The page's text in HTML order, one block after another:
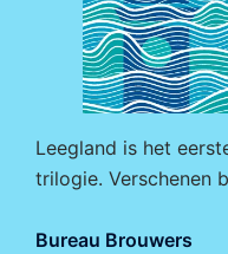
Leegland is het
trilogie. Verschenen
Bureau Brouwers